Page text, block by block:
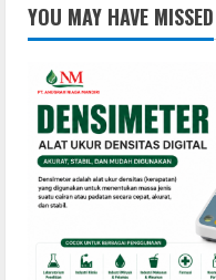
YOU MAY HAVE MISSED